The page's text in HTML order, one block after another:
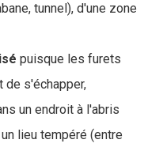
tunnel), d'une zone
puisque les furets
de s'échapper,
un endroit à l'abris
lieu tempéré (entre